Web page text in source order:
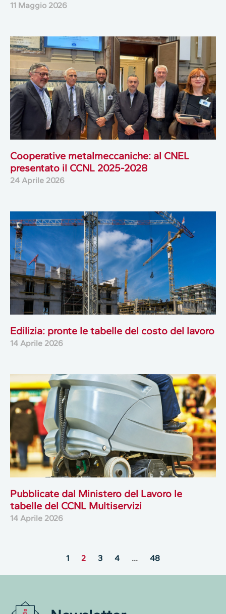
11 Maggio 2026
Cooperative metalmeccaniche: al CNEL
presentato il CCNL 2025-2028
24 Aprile 2026
Edilizia: pronte le tabelle del costo del lavoro
14 Aprile 2026
Pubblicate dal Ministero del Lavoro le
tabelle del CCNL Multiservizi
14 Aprile 2026
1 2 3 4 … 48